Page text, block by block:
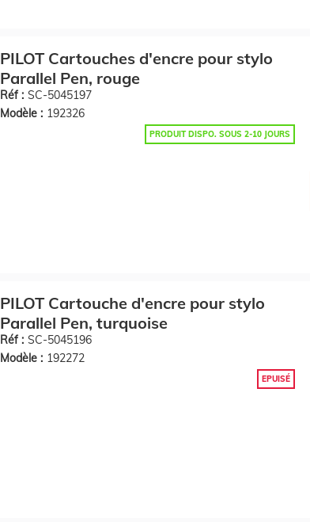
PILOT Cartouches d'encre pour stylo
Parallel Pen, rouge
Réf : SC-5045197
Modèle : 192326
PRODUIT DISPO. SOUS 2-10 JOURS
PILOT Cartouche d'encre pour stylo
Parallel Pen, turquoise
Réf : SC-5045196
Modèle : 192272
EPUISÉ